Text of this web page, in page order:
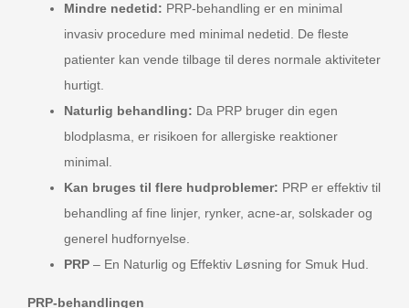
Mindre nedetid: PRP-behandling er en minimal
invasiv procedure med minimal nedetid. De fleste
patienter kan vende tilbage til deres normale aktiviteter
hurtigt.
Naturlig behandling: Da PRP bruger din egen
blodplasma, er risikoen for allergiske reaktioner
minimal.
Kan bruges til flere hudproblemer: PRP er effektiv til
behandling af fine linjer, rynker, acne-ar, solskader og
generel hudfornyelse.
PRP – En Naturlig og Effektiv Løsning for Smuk Hud.
PRP-behandlingen